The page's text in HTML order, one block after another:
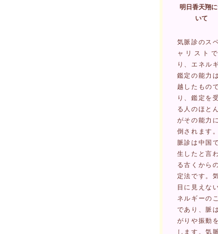
明日香天翔
いて
気脈診のス
ャリスト
り、エネル
鑑定の能力
越したもの
り、鑑定を
る人のほと
がその能力
倒されます
脈診は中国
生したと言
る古くから
定法です。
目に見えな
ネルギーの
であり、脈
がりや振動
します。気